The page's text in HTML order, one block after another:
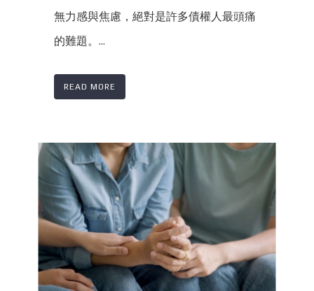
無力感與焦慮，絕對是許多債權人最頭痛
的難題。...
READ MORE